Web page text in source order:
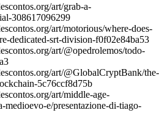
art/grab-a-
308617096299
art/motorious/where-does-
dedicated-srt-division-f0f02e84ba53
art/@opedrolemos/todo-
art/@GlobalCryptBank/the-
5c76ccf8d75b
art/middle-age-
medioevo-e/presentazione-di-tiago-